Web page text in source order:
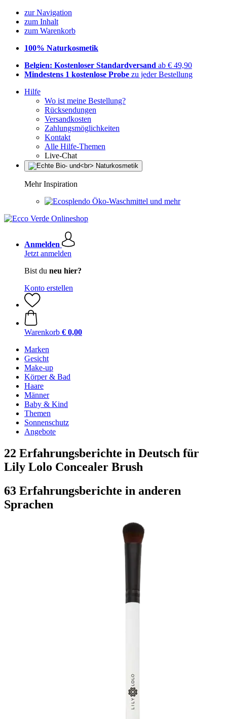
zur Navigation
zum Inhalt
zum Warenkorb
100% Naturkosmetik
Belgien: Kostenloser Standardversand ab € 49,90
Mindestens 1 kostenlose Probe zu jeder Bestellung
Hilfe
Wo ist meine Bestellung?
Rücksendungen
Versandkosten
Zahlungsmöglichkeiten
Kontakt
Alle Hilfe-Themen
Live-Chat
Mehr Inspiration
Öko-Waschmittel und mehr
Anmelden
Jetzt anmelden
Bist du neu hier?
Konto erstellen
Warenkorb € 0,00
Marken
Gesicht
Make-up
Körper & Bad
Haare
Männer
Baby & Kind
Themen
Sonnenschutz
Angebote
22 Erfahrungsberichte in Deutsch für
Lily Lolo Concealer Brush
63 Erfahrungsberichte in anderen
Sprachen